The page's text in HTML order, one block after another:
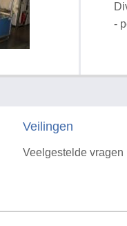
-
Veilingen
Veelgestelde vragen